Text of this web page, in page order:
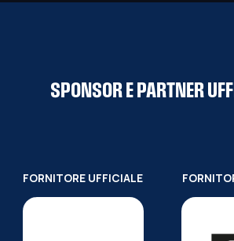
SPONSOR E PARTNER
FORNITORE UFFICIALE